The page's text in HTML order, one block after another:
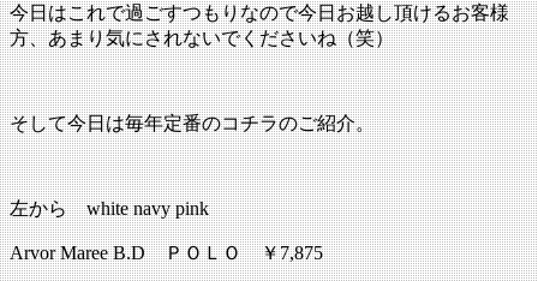
今日はこれで過ごすつもりなので今日お越し頂けるお客様
方、あまり気にされないでくださいね（笑）
そして今日は毎年定番のコチラのご紹介。
左から white navy pink
Arvor Maree B.D ＰＯＬＯ ￥7,875